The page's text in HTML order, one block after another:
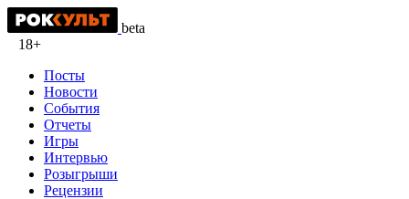
beta
18+
Посты
Новости
События
Отчеты
Игры
Интервью
Розыгрыши
Рецензии